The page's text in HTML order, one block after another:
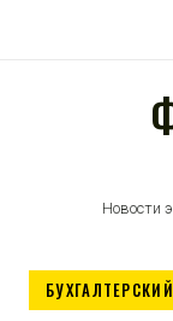
Новости